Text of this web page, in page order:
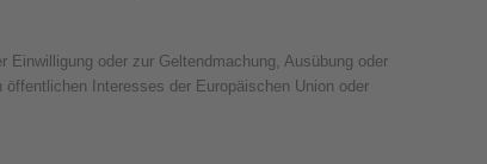
oder zur Geltendmachung, Ausübung oder
Interesses der Europäischen Union oder